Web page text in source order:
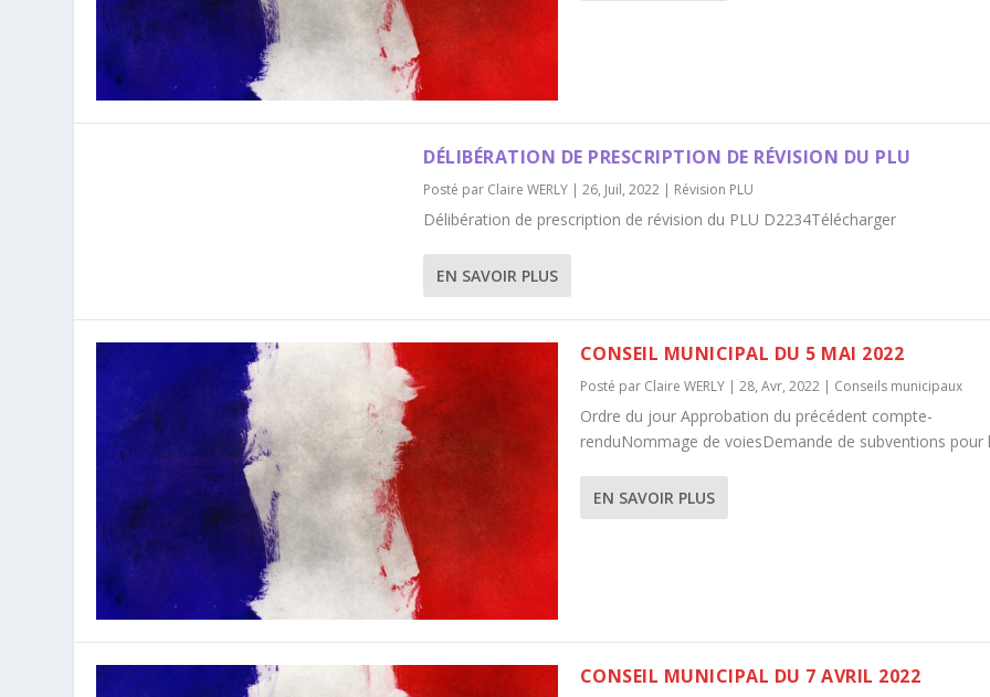
DÉLIBÉRATION DE PRESCRIPTION DE RÉVISION DU PLU
Posté par Claire WERLY |26, Juil, 2022 | Révision PLU
Délibération de prescription de révision du PLU D2234Télécharger
EN SAVOIR PLUS
CONSEIL MUNICIPAL DU 5 MAI 2022
Posté par Claire WERLY| 28, Avr, 2022| Conseils municipaux
Ordre du jour Approbation du précédent compte-
renduNommage de voiesDemande de subventions pour
EN SAVOIR PLUS
CONSEIL MUNICIPAL DU 7 AVRIL 2022